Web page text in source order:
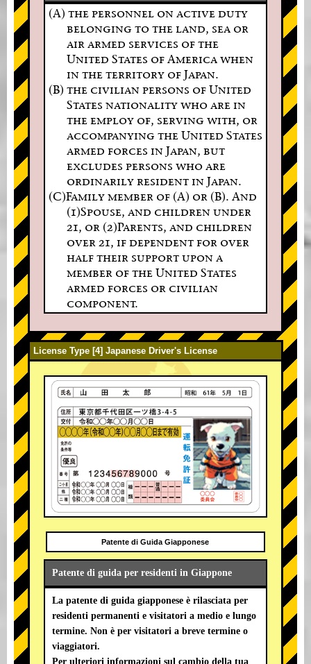
(A) the personnel on active duty
belonging to the land, sea or
air armed services of the
United States of America when
in the territory of Japan.
(B) the civilian persons of United
States nationality who are in
the employ of, serving with, or
accompanying the United States
armed forces in Japan, but
excludes persons who are
ordinarily resident in Japan.
(C)Family member of (A) or (B). And
(1)Spouse, and children under
21, or (2)Parents, and children
over 21, if dependent for over
half their support upon a
member of the United States
armed forces or civilian
component.
License Type [4] Japanese Driver's License
Patente di Guida Giapponese
Patente di guida per residenti in Giappone
La patente di guida giapponese è rilasciata per
residenti permanenti e visitatori a medio e lungo
termine. Non è per visitatori a breve termine o
viaggiatori.
Per ulteriori informazioni sul cambio della tua